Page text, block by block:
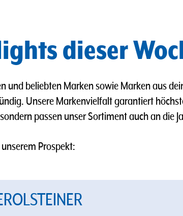
dieser
beliebten Marken sowie Marken aus
Unsere Markenvielfalt garantiert
passen unser Sortiment auch an die
Prospekt: